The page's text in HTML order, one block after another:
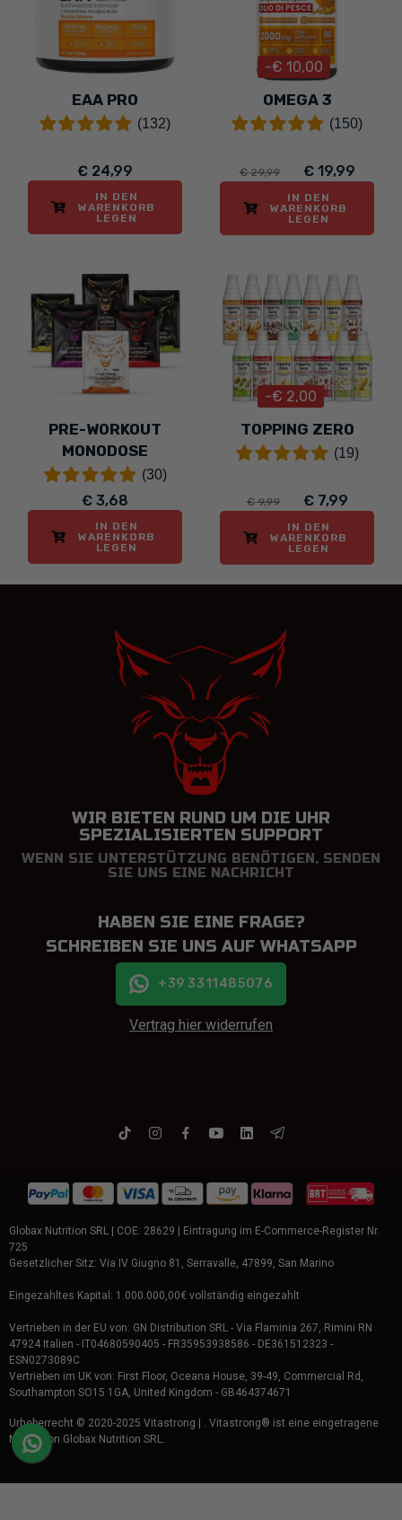
EAA PRO
(132)
€ 24,99
IN DEN
WARENKORB
LEGEN
OMEGA 3
(150)
€ 29,99 € 19,99
-€ 10,00
IN DEN
WARENKORB
LEGEN
PRE-WORKOUT
MONODOSE
(30)
€ 3,68
IN DEN
WARENKORB
LEGEN
TOPPING ZERO
(19)
€ 9,99 € 7,99
-€ 2,00
IN DEN
WARENKORB
LEGEN
WIR BIETEN RUND UM DIE UHR
SPEZIALISIERTEN SUPPORT
WENN SIE UNTERSTÜTZUNG BENÖTIGEN, SENDEN
SIE UNS EINE NACHRICHT
HABEN SIE EINE FRAGE?
SCHREIBEN SIE UNS AUF WHATSAPP
+39 3311485076
Vertrag hier widerrufen
Globax Nutrition SRL | COE: 28629 | Eintragung im E-Commerce-Register Nr.
725
Gesetzlicher Sitz: Via IV Giugno 81, Serravalle, 47899, San Marino
Eingezahltes Kapital: 1.000.000,00€ vollständig eingezahlt
Vertrieben in der EU von: GN Distribution SRL - Via Flaminia 267, Rimini RN
47924 Italien - IT04680590405 - FR35953938586 - DE361512323 -
ESN0273089C
Vertrieben im UK von: First Floor, Oceana House, 39-49, Commercial Rd,
Southampton SO15 1GA, United Kingdom - GB464374671
Urheberrecht © 2020-2025 Vitastrong | . Vitastrong® ist eine eingetragene
Marke von Globax Nutrition SRL.